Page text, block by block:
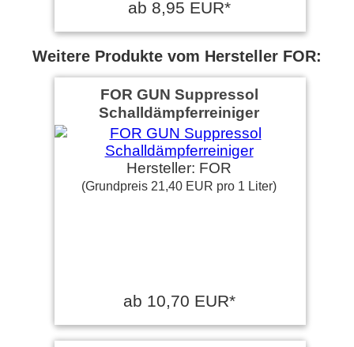
ab 8,95 EUR*
Weitere Produkte vom Hersteller FOR:
FOR GUN Suppressol
Schalldämpferreiniger
Hersteller: FOR
(Grundpreis 21,40 EUR pro 1 Liter)
ab 10,70 EUR*